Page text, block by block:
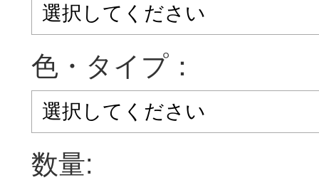
色・タイプ：
数量: